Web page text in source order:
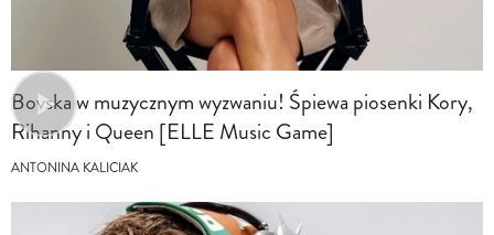
Bovska w muzycznym wyzwaniu! Śpiewa piosenki Kory,
Rihanny i Queen [ELLE Music Game]
ANTONINA KALICIAK